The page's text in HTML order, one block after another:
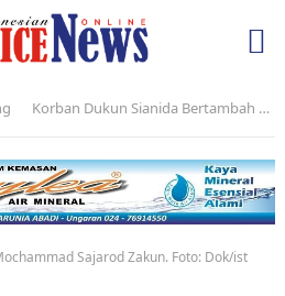
Korban Dukun Sianida Bertambah Lagi, Polres Magelang Masih Terus Dalami
Sajarod Zakun. Foto: Dok/ist